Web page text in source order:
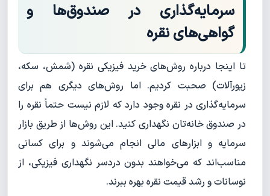
سرمایه‌گذاری در صندوق‌ها و
گواهی‌های نقره
تا اینجا درباره روش‌های خرید فیزیکی نقره (شمش، سکه،
زیورآلات) صحبت کردیم. اما روش‌های دیگری هم برای
سرمایه‌گذاری در نقره وجود دارد که لازم نیست حتماً نقره را
در صندوق خانه‌تان نگهداری کنید. این روش‌ها از طریق بازار
سرمایه و ابزارهای مالی انجام می‌شوند و برای کسانی
مناسب‌اند که می‌خواهند بدون دردسر نگهداری فیزیکی، از
نوسانات و رشد قیمت نقره بهره ببرند.